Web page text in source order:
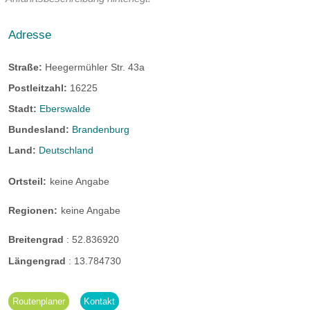
Adresse
Straße: Heegermühler Str. 43a
Postleitzahl: 16225
Stadt: Eberswalde
Bundesland: Brandenburg
Land: Deutschland
Ortsteil: keine Angabe
Regionen: keine Angabe
Breitengrad : 52.836920
Längengrad : 13.784730
Routenplaner Kontakt